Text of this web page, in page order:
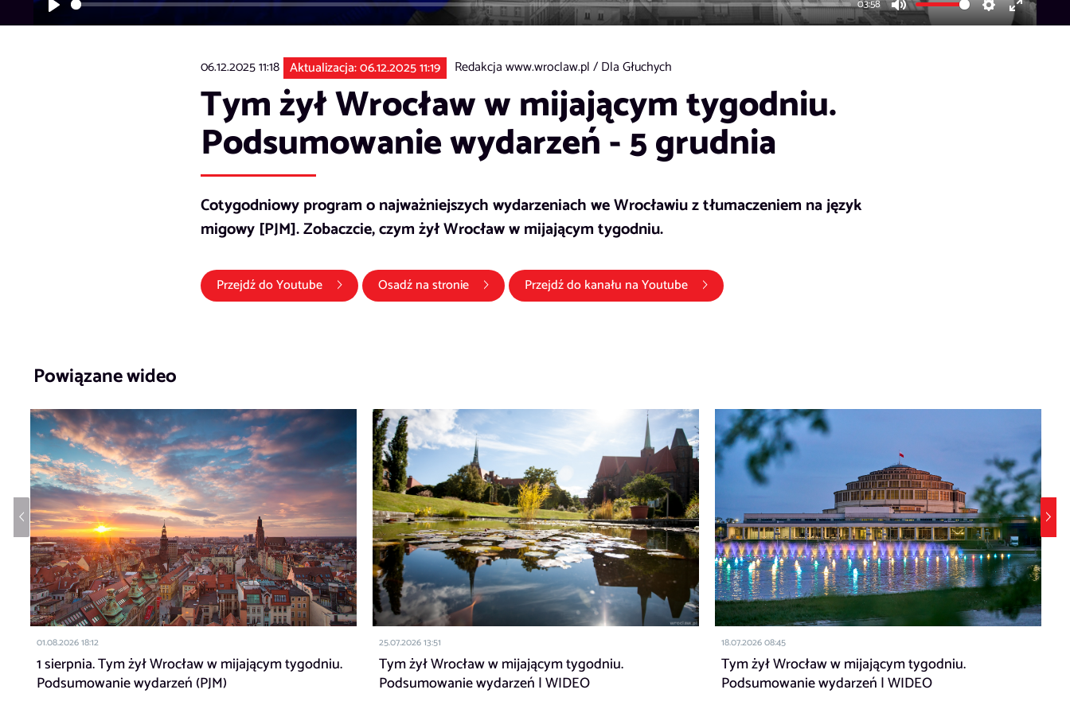
Play
03:58
Mute SettingsEnter
06.12.2025 11:18 Aktualizacja: 06.12.2025 11:19 Redakcja www.wroclaw.pl /Dla Głuchych
Tym żył Wrocław w mijającym tygodniu.
Podsumowanie wydarzeń - 5 grudnia
Cotygodniowy program o najważniejszych wydarzeniach we Wrocławiu z tłumaczeniem na język
migowy [PJM]. Zobaczcie, czym żył Wrocław w mijającym tygodniu.
Przejdź doYoutube(link otwiera się w nowym oknie)
Osadź na stronie Przejdź do kanału naYoutube(link otwiera się w nowym oknie)
Powiązane wideo
01.08.2026 18:12
1 sierpnia. Tym żył Wrocław w mijającym tygodniu.
Podsumowanie wydarzeń (PJM)
25.07.2026 13:51
Tym żył Wrocław w mijającym tygodniu.
Podsumowanie wydarzeń | WIDEO
18.07.2026 08:45
Tym żył Wrocław w mijającym tygodniu.
Podsumowanie wydarzeń | WIDEO